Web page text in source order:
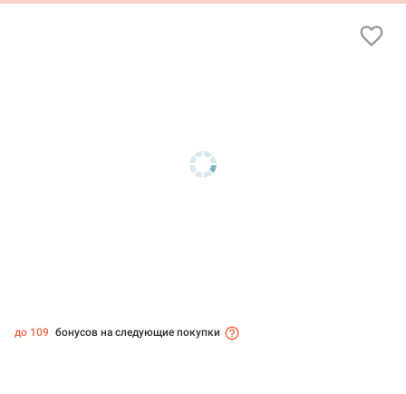
до 109 бонусов на следующие покупки